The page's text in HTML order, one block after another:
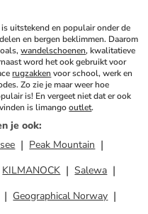
uitstekend en populair onder de
en bergen beklimmen. Daarom
wandelschoenen, kwalitatieve
word het ook gebruikt voor
rugzakken voor school, werk en
Zo zie je maar weer hoe
is! En vergeet niet dat er ook
vinden is limango outlet.
je ook:
Peak Mountain
KILMANOCK
Salewa
Geographical Norway